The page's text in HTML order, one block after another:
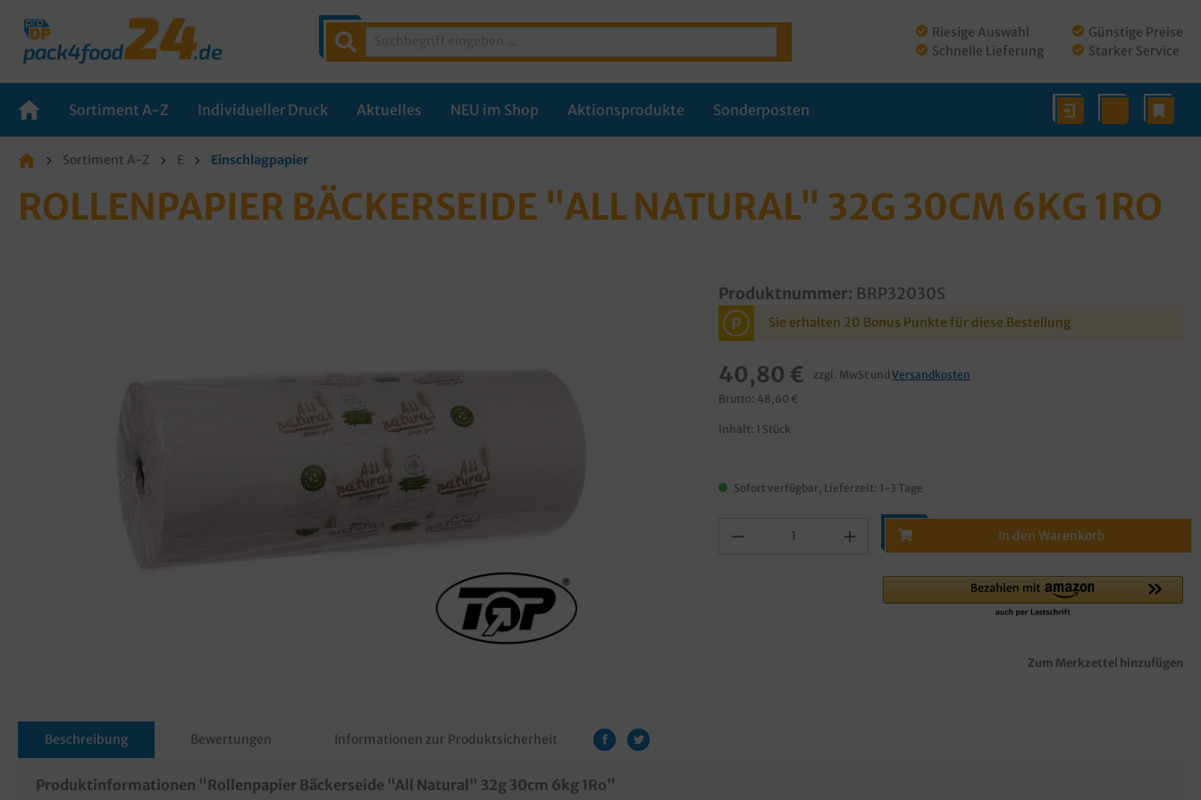
Riesige Auswahl
Schnelle Lieferung
Günstige Preise
Starker Service
Sortiment A-Z Individueller Druck Aktuelles NEU im Shop Aktionsprodukte Sonderposten
Sortiment A-Z E Einschlagpapier
ROLLENPAPIER BÄCKERSEIDE "ALL NATURAL" 32G 30CM 6KG 1RO
Produktnummer: BRP32030S
P Sie erhalten 20 Bonus Punkte für diese Bestellung
40,80 € zzgl. MwSt und Versandkosten
Brutto: 48,60 €
Inhalt: 1 Stück
Sofort verfügbar, Lieferzeit: 1-3 Tage
In den Warenkorb
Zum Merkzettel hinzufügen
Beschreibung Bewertungen Informationen zur Produktsicherheit
Produktinformationen "Rollenpapier Bäckerseide "All Natural" 32g 30cm 6kg 1Ro"